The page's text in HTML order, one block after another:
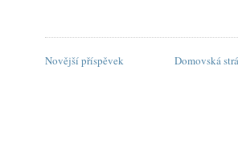
Novější příspěvek Domovská